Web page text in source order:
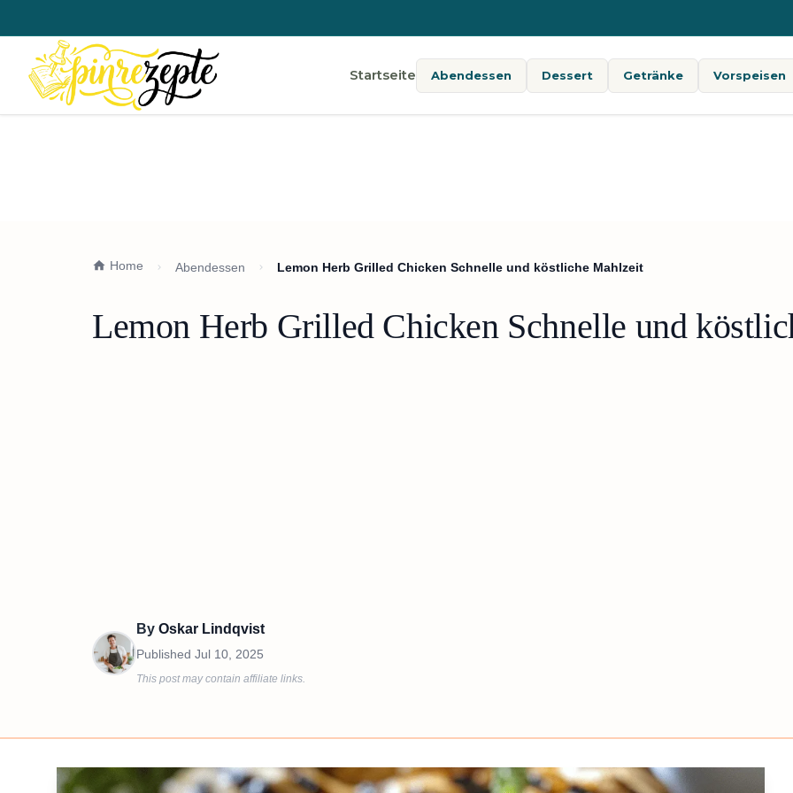
Startseite Abendessen Dessert Getränke Vorspeisen
Home Abendessen Lemon Herb Grilled Chicken Schnelle und köstliche Mahlzeit
Lemon Herb Grilled Chicken Schnelle und
By Oskar Lindqvist
Published Jul 10, 2025
This post may contain affiliate links.